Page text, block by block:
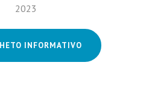
2023
INFORMATIVO